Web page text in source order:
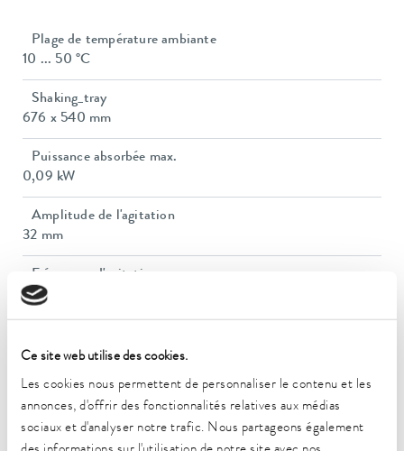
Ce site web utilise des cookies.
Les cookies nous permettent de personnaliser le contenu et les
annonces, d'offrir des fonctionnalités relatives aux médias
sociaux et d'analyser notre trafic. Nous partageons également
Plage de température ambiante
10 ... 50 °C
Shaking_tray
676 x 540 mm
Puissance absorbée max.
0,09 kW
Amplitude de l'agitation
32 mm
Fréquence d'agitation
20 ... 250 1/min
30 kg
Dimensions (l x P x H)
705 x 607 x 160 mm